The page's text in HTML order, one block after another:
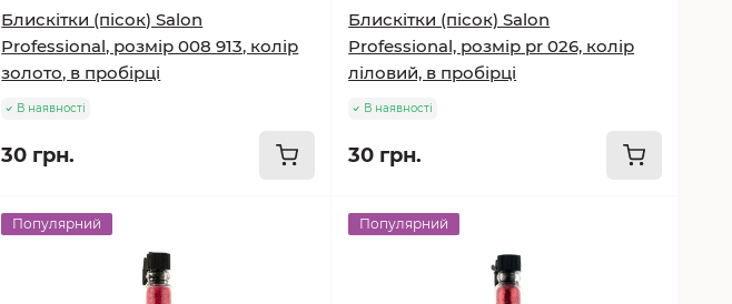
Блискітки (пісок) Salon
Professional, розмір 008 913, колір
золото, в пробірці
В наявності
30 грн.
Блискітки (пісок) Salon
Professional, розмір pr 026, колір
ліловий, в пробірці
В наявності
30 грн.
Популярний Популярний